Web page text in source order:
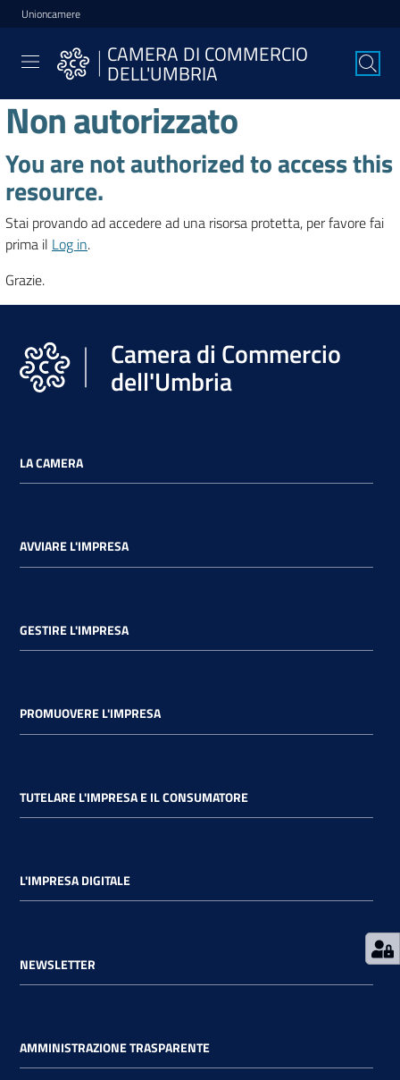
Vai al contenuto
Vai alla navigazione
Vai al footer
Unioncamere
CAMERA DI COMMERCIO
DELL'UMBRIA
CAMERA DI
COMMERCIO
DELL'UMBRIA
La
Camera
Avviare
l'Impresa
Gestire
l'Impresa
Promuovere
l'Impresa
territorio
l'Impresa
e
Digitale
Ac
tra
Non autorizzato
You are not authorized to access this
resource.
Stai provando ad accedere ad una risorsa protetta, per favore fai
prima il Log in.
Grazie.
Camera di Commercio
dell'Umbria
LA CAMERA
AVVIARE L'IMPRESA
GESTIRE L'IMPRESA
PROMUOVERE L'IMPRESA
TUTELARE L'IMPRESA E IL CONSUMATORE
L'IMPRESA DIGITALE
NEWSLETTER
AMMINISTRAZIONE TRASPARENTE